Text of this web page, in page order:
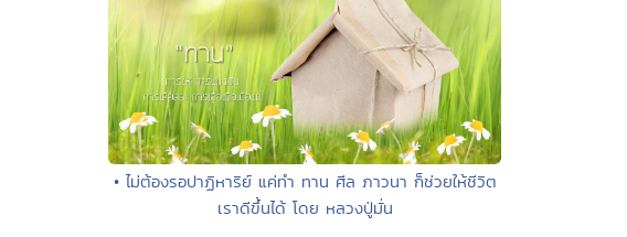
• ไม่ต้องรอปาฏิหาริย์ แค่ทำ ทาน ศีล ภาวนา ก็ช่วยให้ชีวิต
เราดีขึ้นได้ โดย หลวงปู่มั่น